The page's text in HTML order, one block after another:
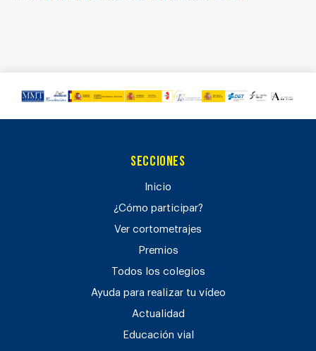
Secciones
Inicio
¿Cómo participar?
Ver cortometrajes
Premios
Todos los colegios
Ayuda para realizar tu vídeo
Actualidad
Educación vial